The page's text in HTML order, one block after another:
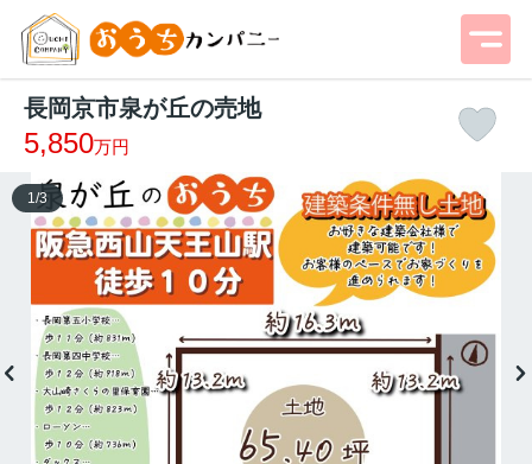
長岡京市泉が丘の売地
5,850万円
1 /3